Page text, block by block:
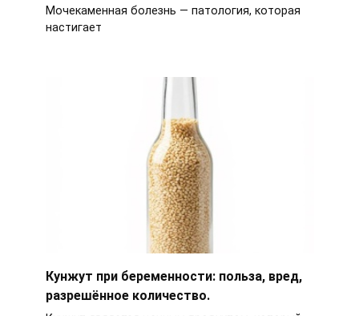
Мочекаменная болезнь — патология, которая
настигает
Кунжут при беременности: польза, вред,
разрешённое количество.